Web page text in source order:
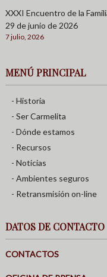
XXXI Encuentro de la
29 de junio de 2026
7 julio, 2026
MENÚ PRINCIPAL
- Historia
- Ser Carmelita
- Dónde estamos
- Recursos
- Noticias
- Ambientes seguros
- Retransmisión on-line
DATOS DE CONTACTO
CONTACTOS